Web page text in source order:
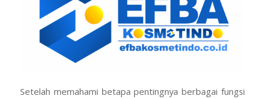
Setelah memahami betapa pentingnya berbagai fungsi